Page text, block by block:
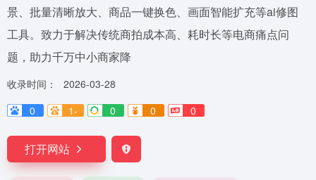
景、批量清晰放大、商品一键换色、画面智能扩充等ai修图
工具。致力于解决传统商拍成本高、耗时长等电商痛点问
题，助力千万中小商家降
收录时间：
2026-03-28
0
1- 0 0 0
打开网站